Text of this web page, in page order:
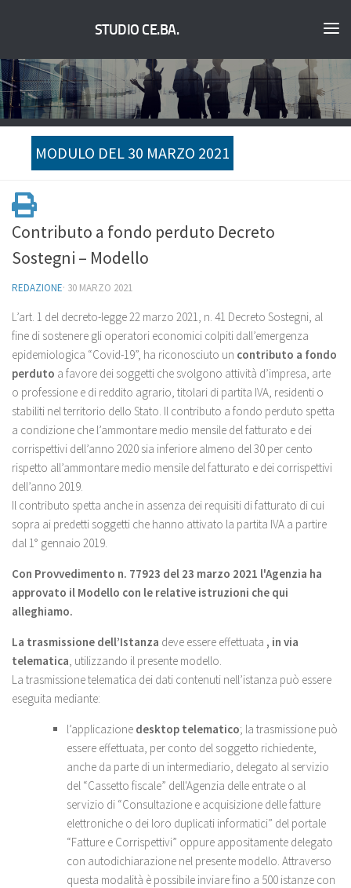
STUDIO CE.BA.
MODULO DEL 30 MARZO 2021
Contributo a fondo perduto Decreto
Sostegni – Modello
REDAZIONE· 30 MARZO 2021
L’art. 1 del decreto-legge 22 marzo 2021, n. 41 Decreto Sostegni, al
fine di sostenere gli operatori economici colpiti dall’emergenza
epidemiologica “Covid-19”, ha riconosciuto un contributo a fondo
perduto a favore dei soggetti che svolgono attività d’impresa, arte
o professione e di reddito agrario, titolari di partita IVA, residenti o
stabiliti nel territorio dello Stato. Il contributo a fondo perduto spetta
a condizione che l’ammontare medio mensile del fatturato e dei
corrispettivi dell’anno 2020 sia inferiore almeno del 30 per cento
rispetto all’ammontare medio mensile del fatturato e dei corrispettivi
dell’anno 2019.
Il contributo spetta anche in assenza dei requisiti di fatturato di cui
sopra ai predetti soggetti che hanno attivato la partita IVA a partire
dal 1° gennaio 2019.
Con Provvedimento n. 77923 del 23 marzo 2021 l'Agenzia ha
approvato il Modello con le relative istruzioni che qui
alleghiamo.
La trasmissione dell’Istanza deve essere effettuata , in via
telematica, utilizzando il presente modello.
La trasmissione telematica dei dati contenuti nell’istanza può essere
eseguita mediante:
l’applicazione desktop telematico; la trasmissione può
essere effettuata, per conto del soggetto richiedente,
anche da parte di un intermediario, delegato al servizio
del “Cassetto fiscale” dell'Agenzia delle entrate o al
servizio di “Consultazione e acquisizione delle fatture
elettroniche o dei loro duplicati informatici” del portale
“Fatture e Corrispettivi” oppure appositamente delegato
con autodichiarazione nel presente modello. Attraverso
questa modalità è possibile inviare fino a 500 istanze con